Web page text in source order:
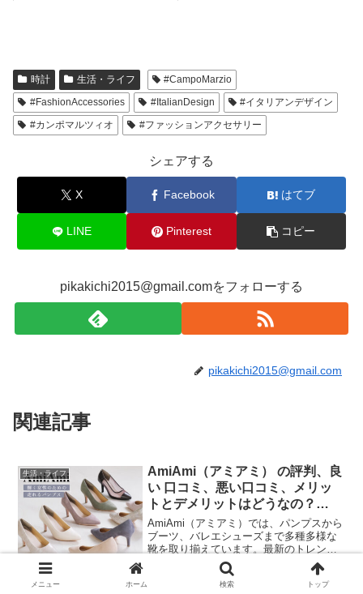
時計 生活・ライフ
#CampoMarzio
#FashionAccessories
#ItalianDesign
#イタリアンデザイン
#カンポマルツィオ
#ファッションアクセサリー
シェアする
X Facebook はてブ
LINE Pinterest コピー
pikakichi2015@gmail.comをフォローする
pikakichi2015@gmail.com
関連記事
生活・ライフ
AmiAmi（アミアミ） の評判、良
い 口コミ、悪い口コミ、メリッ
トとデメリットはどうなの？
【徹底解説】
AmiAmi（アミアミ）では、パンプスから
ブーツ、バレエシューズまで多種多様な
靴を取り揃えています。最新のトレンド
を取り入れた商品と高品質なカスタマー
サービスで、あなたの足元を彩ります。
自分らしい一足を見つけて、新たな一歩
メニュー ホーム 検索 トップ